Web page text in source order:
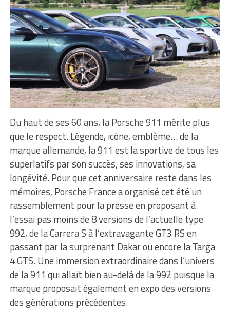
Du haut de ses 60 ans, la Porsche 911 mérite plus
que le respect. Légende, icône, emblème… de la
marque allemande, la 911 est la sportive de tous les
superlatifs par son succès, ses innovations, sa
longévité. Pour que cet anniversaire reste dans les
mémoires, Porsche France a organisé cet été un
rassemblement pour la presse en proposant à
l’essai pas moins de 8 versions de l’actuelle type
992, de la Carrera S à l’extravagante GT3 RS en
passant par la surprenant Dakar ou encore la Targa
4 GTS. Une immersion extraordinaire dans l’univers
de la 911 qui allait bien au-delà de la 992 puisque la
marque proposait également en expo des versions
des générations précédentes.